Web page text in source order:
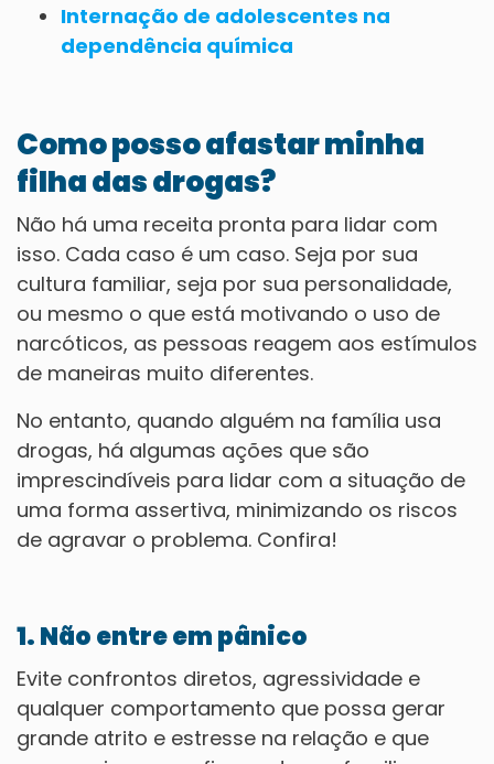
Internação de adolescentes na
dependência química
Como posso afastar minha
filha das drogas?
Não há uma receita pronta para lidar com
isso. Cada caso é um caso. Seja por sua
cultura familiar, seja por sua personalidade,
ou mesmo o que está motivando o uso de
narcóticos, as pessoas reagem aos estímulos
de maneiras muito diferentes.
No entanto, quando alguém na família usa
drogas, há algumas ações que são
imprescindíveis para lidar com a situação de
uma forma assertiva, minimizando os riscos
de agravar o problema. Confira!
1. Não entre em pânico
Evite confrontos diretos, agressividade e
qualquer comportamento que possa gerar
grande atrito e estresse na relação e que